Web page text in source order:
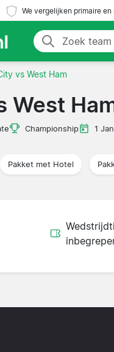
We vergelijken primaire
vs West Ham
West
Championship 1
Pakket met Hotel